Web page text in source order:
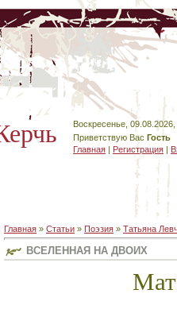
Воскресенье,
Приветствую Вас Гость
Главная | Регистрация |
Главная » Статьи » Поэзия » Татьяна
ВСЕЛЕННАЯ НА ДВОИХ